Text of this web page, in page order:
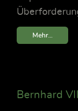
Mehr...
Bernhard